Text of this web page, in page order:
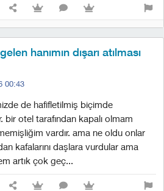
hanımın dışarı atılması
00:43
de hafifletilmiş biçimde
bir otel tarafından kapalı olmam
vardır. ama ne oldu onlar
kafalarını daşlara vurdular ama
artık çok geç...